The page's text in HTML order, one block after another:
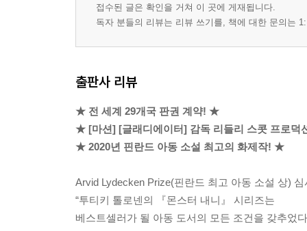
접수된 글은 확인을 거쳐 이 곳에 게재됩니다.
독자 분들의 리뷰는 리뷰 쓰기를, 책에 대한 문의는
출판사 리뷰
★ 전 세계 29개국 판권 계약! ★
★ [마션] [글래디에이터] 감독 리들리 스콧 프로덕
★ 2020년 핀란드 아동 소설 최고의 화제작! ★
Arvid Lydecken Prize(핀란드 최고 아동 소설 상)
“투티키 톨로넨의 『몬스터 내니』 시리즈는
베스트셀러가 될 아동 도서의 모든 조건을 갖추었